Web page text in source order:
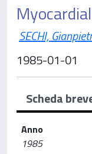
SECHI,
1985-01-01
Scheda
Anno
1985